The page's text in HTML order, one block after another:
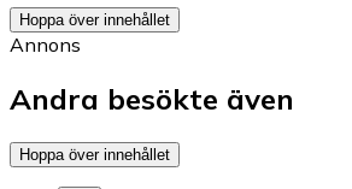
Hoppa över innehållet
Annons
Andra besökte även
Hoppa över innehållet